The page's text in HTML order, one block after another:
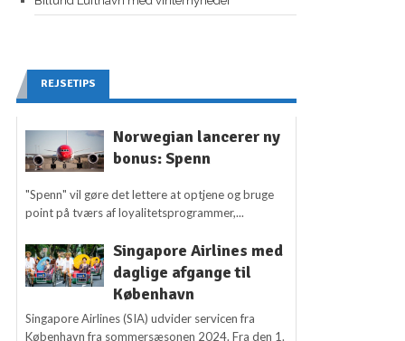
REJSETIPS
Norwegian lancerer ny
bonus: Spenn
"Spenn" vil gøre det lettere at optjene og bruge
point på tværs af loyalitetsprogrammer,...
Singapore Airlines med
daglige afgange til
København
Singapore Airlines (SIA) udvider servicen fra
København fra sommersæsonen 2024. Fra den 1.